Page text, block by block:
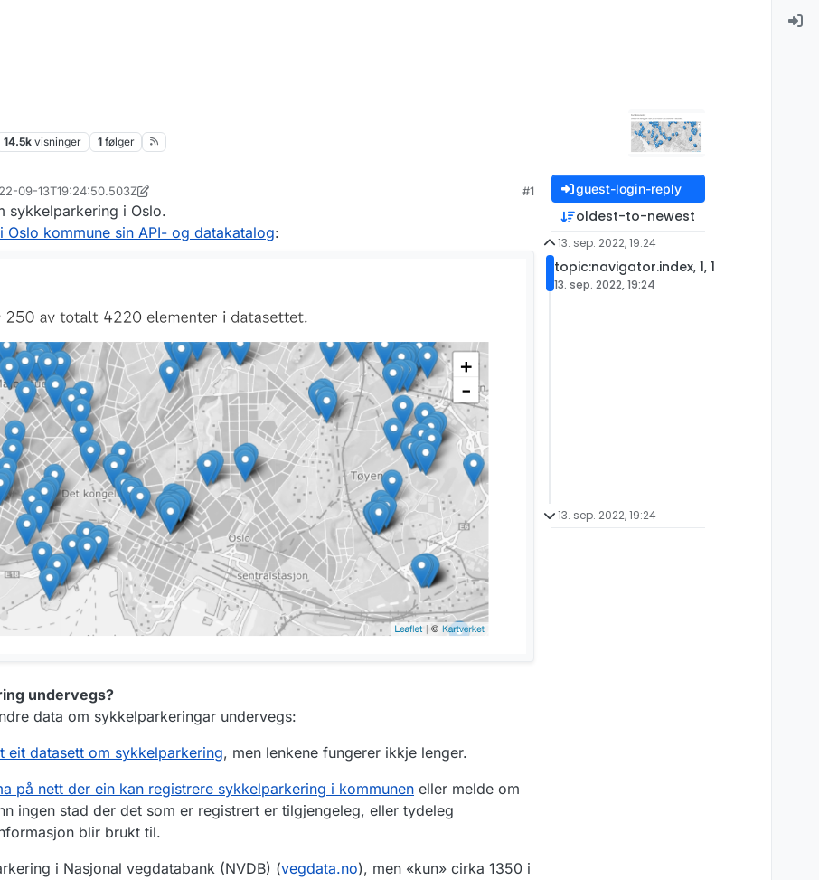
14.5k visninger 1 følger
09-13T19:24:50.503Z #1
sykkelparkering i Oslo.
Oslo kommune sin API- og datakatalog:
undervegs?
data om sykkelparkeringar undervegs:
eit datasett om sykkelparkering, men lenkene fungerer ikkje lenger.
på nett der ein kan registrere sykkelparkering i kommunen eller melde om
ingen stad der det som er registrert er tilgjengeleg, eller tydeleg
blir brukt til.
i Nasjonal vegdatabank (NVDB) (vegdata.no), men «kun» cirka 1350 i
guest-login-reply
oldest-to-newest
13. sep. 2022, 19:24
topic:navigator.index, 1, 1
13. sep. 2022, 19:24
13. sep. 2022, 19:24